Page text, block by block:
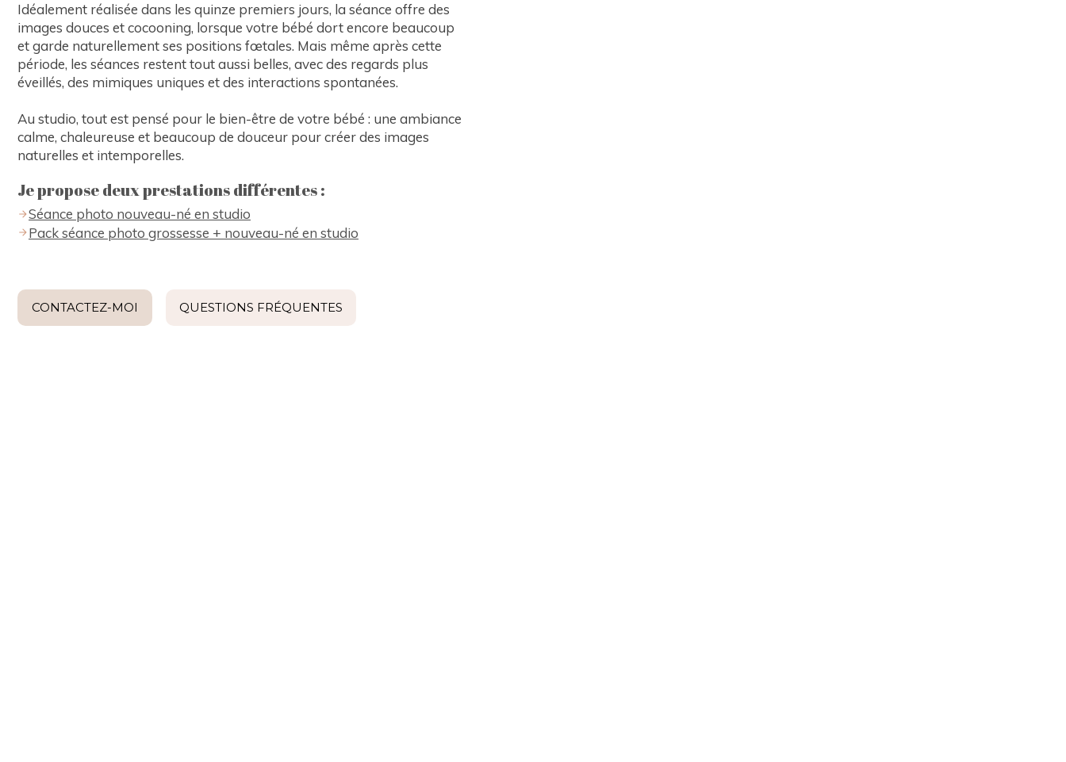
Idéalement réalisée dans les quinze premiers jours, la séance offre des
images douces et cocooning, lorsque votre bébé dort encore beaucoup
et garde naturellement ses positions fœtales. Mais même après cette
période, les séances restent tout aussi belles, avec des regards plus
éveillés, des mimiques uniques et des interactions spontanées.
Au studio, tout est pensé pour le bien-être de votre bébé : une ambiance
calme, chaleureuse et beaucoup de douceur pour créer des images
naturelles et intemporelles.
Je propose deux prestations différentes :
Séance photo nouveau-né en studio
Pack séance photo grossesse + nouveau-né en studio
CONTACTEZ-MOI QUESTIONS FRÉQUENTES